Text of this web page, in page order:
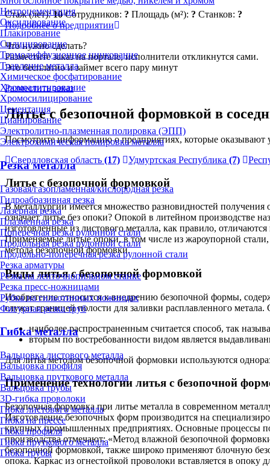
Нитроцементация
Оксидирование
Плакирование
Силицирование
Термодиффузионное цинкование
Травление металла
Химическое фосфатирование
Хромоалитирование
Хромосилицирование
Цементация
Цианирование
Электролитно-плазменная полировка (ЭПП)
Электрохимическая полировка металла
Резка металла
Газовая/газопламенная/кислородная резка
Гидроабразивная резка
Лазерная резка
Плазменная резка
Поперечная резка рулонной стали
Продольная резка рулонной стали
Продольно-поперечная резка рулонной стали
Резка арматуры
Резка на ленточнопильном станке
Резка пресс-ножницами
Рубка на гильотинных ножницах
Фигурная резка труб
Гибка металла
Вальцовка листового металла
Вальцовка профиля
Вальцовка пруткового металла
Вальцовка трубы
3D-гибка проволоки
Гибка листового металла
Гибка на прессе
Гибка профиля
Гибка пруткового металла
Гибка трубы
Стаж (лет):10 Сотрудников: ? Площадь (м²): ? Станков: ?
Подробнее о предприятии
Что нужно сделать?
Разместите заказ на портале, исполнители откликнутся сами.
Это бесплатно и займет всего пару минут
Разместить заказ
Литье с безопочной формовкой в
Посмотрите информацию о предприятиях, которые оказывают
Свердловская область (17) Удмуртская Республика (7)
Литье с безопочной формовкой
В металлургии имеется множество разновидностей получения
означает литье без опоки? Опокой в литейном
изготовленные из листового металла, как правило,
Применяемые литые опоки, в том числе из жароупорной
метода безопочной формовки.
Виды литья с безопочной формовкой
Изобретение относится к внедрению безопочной формы,
служат границей полости для заливки расплавленного
наиболее распространенным считается способ, так
вторым по востребованности видом является
Для литья методом безопочной формовки используются
Применение технологии литья с безопочной
Безопочная формовка при литье металла в современном
Изготовление безопочных форм производится на
крупных промышленных предприятиях. Основные процессы
производства отмечают: «Метод влажной безопочной
безопочной формовкой, также широко применяют блочную
опока. Каркас из огнестойкой проволоки вставляется в опоку